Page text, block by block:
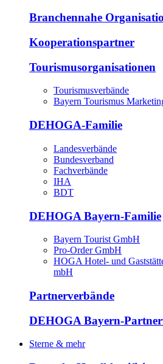
Branchennahe
Kooperationspartner
Tourismusorganisationen
Tourismusverbände
Bayern Tourismus
DEHOGA-Familie
Landesverbände
Bundesverband
Fachverbände
IHA
BDT
DEHOGA Bayern-Familie
Bayern Tourist GmbH
Pro-Order GmbH
HOGA Hotel- und
mbH
Partnerverbände
DEHOGA Bayern-
Sterne & mehr